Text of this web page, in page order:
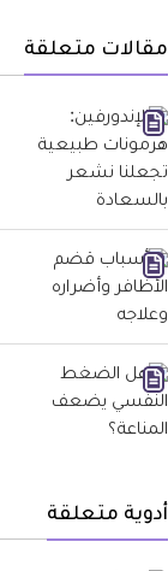
مقالات متعلقة
أدوية متعلقة